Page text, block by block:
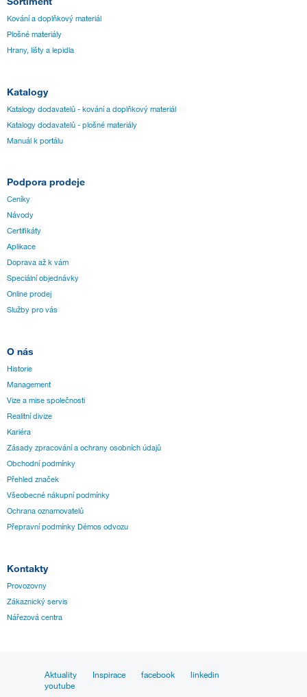
Kování a doplňkový materiál
Plošné materiály
Hrany, lišty a lepidla
Katalogy
Katalogy dodavatelů - kování a doplňkový materiál
Katalogy dodavatelů - plošné materiály
Manuál k portálu
Podpora prodeje
Ceníky
Návody
Certifikáty
Aplikace
Doprava až k vám
Speciální objednávky
Online prodej
Služby pro vás
O nás
Historie
Management
Vize a mise společnosti
Realitní divize
Kariéra
Zásady zpracování a ochrany osobních údajů
Obchodní podmínky
Přehled značek
Všeobecné nákupní podmínky
Ochrana oznamovatelů
Přepravní podmínky Démos odvozu
Kontakty
Provozovny
Zákaznický servis
Nářezová centra
Aktuality Inspirace facebook
linkedin
youtube